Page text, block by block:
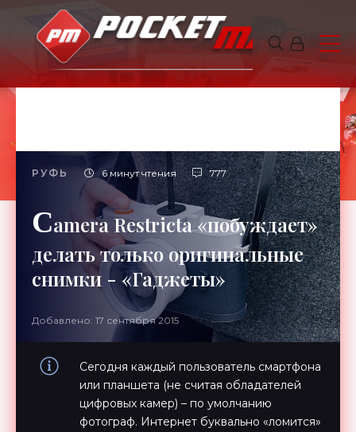
РУФЬ 6 минут чтения 777
Camera Restricta «побуждает»
делать только оригинальные
снимки - «Гаджеты»
Добавлено: 17 сентября 2015
Сегодня каждый пользователь смартфона
или планшета (не считая обладателей
цифровых камер) – по умолчанию
фотограф. Интернет буквально «ломится»